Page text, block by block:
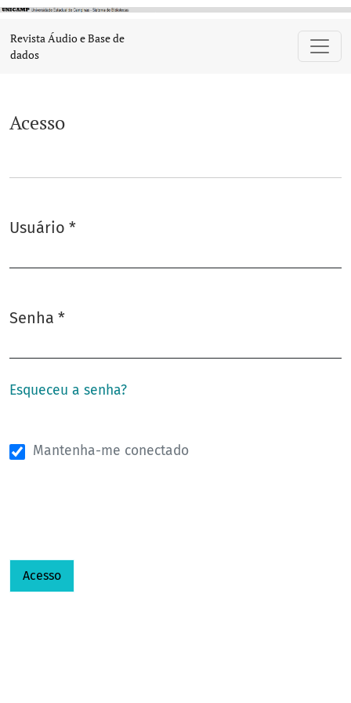
Acesso
Revista Áudio e Base de
dados
Acesso
Usuário *
Senha *
Esqueceu a senha?
Mantenha-me conectado
Acesso